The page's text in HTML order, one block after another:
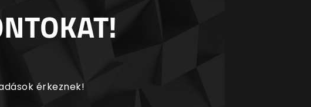
érkeznek!